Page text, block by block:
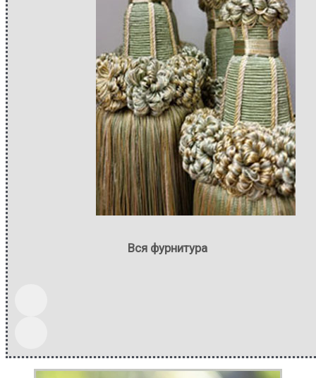
Вся фурнитура